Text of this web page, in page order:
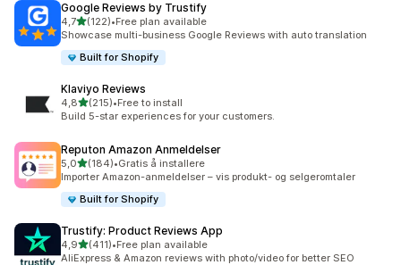
Google Reviews by Trustify
4,7av 5 stjerner
(122)
Totalt 122 omtaler
•Free plan available
Showcase multi-business Google Reviews with auto translation
Built for Shopify
Klaviyo Reviews
4,8av 5 stjerner
(215)
Totalt 215 omtaler
•Free to install
Build 5-star experiences for your customers.
Reputon Amazon Anmeldelser
5,0av 5 stjerner
(184)
Totalt 184 omtaler
•Gratis å installere
Importer Amazon-anmeldelser – vis produkt- og selgeromtaler
Built for Shopify
Trustify: Product Reviews App
4,9av 5 stjerner
(411)
Totalt 411 omtaler
•Free plan available
AliExpress & Amazon reviews with photo/video for better SEO